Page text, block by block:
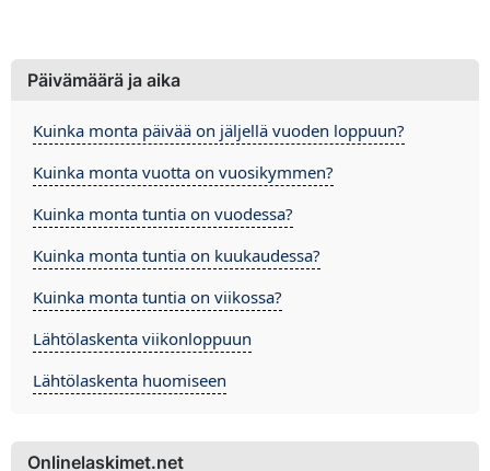
Päivämäärä ja aika
Kuinka monta päivää on jäljellä vuoden loppuun?
Kuinka monta vuotta on vuosikymmen?
Kuinka monta tuntia on vuodessa?
Kuinka monta tuntia on kuukaudessa?
Kuinka monta tuntia on viikossa?
Lähtölaskenta viikonloppuun
Lähtölaskenta huomiseen
Onlinelaskimet.net